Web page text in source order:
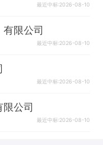
最近中标:2026-08-10
限公司
最近中标:2026-08-10
最近中标:2026-08-10
公司
最近中标:2026-08-10